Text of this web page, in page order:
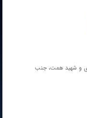
همت، جنب